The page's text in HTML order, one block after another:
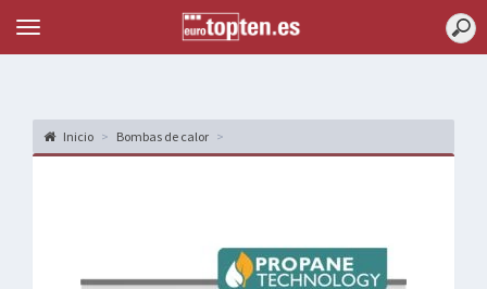
Topten
Menu
Inicio Bombas de calor